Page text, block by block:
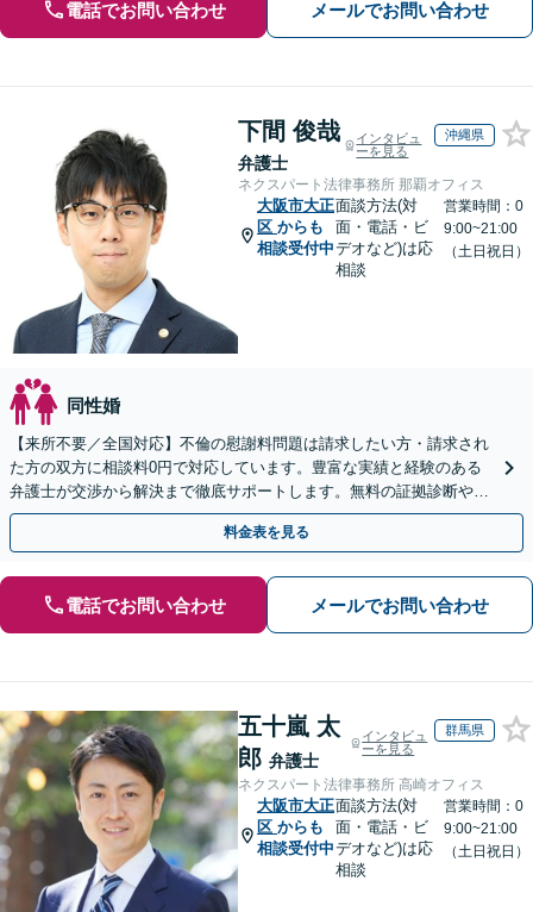
電話でお問い合わせ メールでお問い合わせ
下間 俊哉
弁護士
インタビュ
ーを見る
沖縄県
ネクスパート法律事務所 那覇オフィス
大阪市大正
区 からも
相談受付中
面談方法(対
面・電話・ビ
デオなど)は応
相談
営業時間：0
9:00~21:00
（土日祝日）
同性婚
【来所不要／全国対応】不倫の慰謝料問題は請求したい方・請求され
た方の双方に相談料0円で対応しています。豊富な実績と経験のある
弁護士が交渉から解決まで徹底サポートします。無料の証拠診断や着
手金の返還保証もありますので安心してご相談ください。
料金表を見る
電話でお問い合わせ メールでお問い合わせ
五十嵐 太
郎 弁護士
インタビュ
ーを見る
群馬県
ネクスパート法律事務所 高崎オフィス
大阪市大正
区 からも
相談受付中
面談方法(対
面・電話・ビ
デオなど)は応
相談
営業時間：0
9:00~21:00
（土日祝日）